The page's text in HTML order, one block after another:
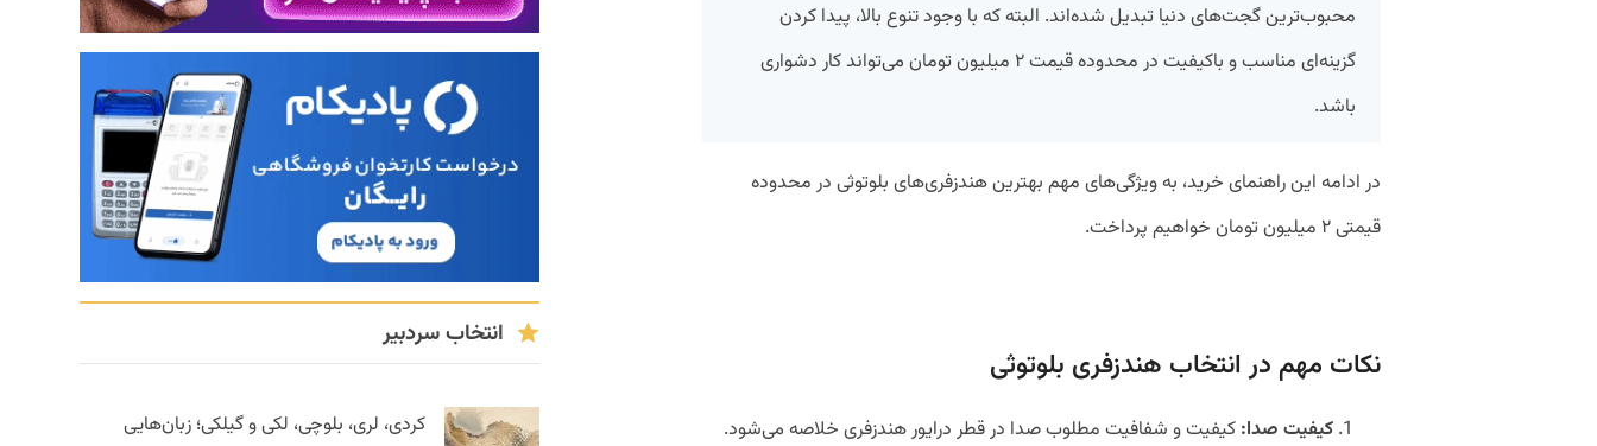
محبوب‌ترین گجت‌های دنیا تبدیل شده‌اند. البته که با وجود تنوع بالا، پیدا کردن
گزینه‌ای مناسب و باکیفیت در محدوده قیمت ۲ میلیون تومان می‌تواند کار دشواری
باشد.
در ادامه این راهنمای خرید، به ویژگی‌های مهم بهترین هندزفری‌های بلوتوثی در محدوده
قیمتی ۲ میلیون تومان خواهیم پرداخت.
نکات مهم در انتخاب هندزفری بلوتوثی
کیفیت صدا: کیفیت و شفافیت مطلوب صدا در قطر درایور هندزفری خلاصه می‌شود.
انتخاب سردبیر
کردی، لری، بلوچی، لکی و گیلکی؛ زبان‌هایی